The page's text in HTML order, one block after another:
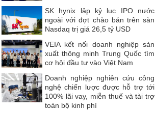
SK hynix lập kỷ lục IPO nước
ngoài với đợt chào bán trên sàn
Nasdaq trị giá 26,5 tỷ USD
VEIA kết nối doanh nghiệp sản
xuất thông minh Trung Quốc tìm
cơ hội đầu tư vào Việt Nam
Doanh nghiệp nghiên cứu công
nghệ chiến lược được hỗ trợ tới
100% lãi vay, miễn thuế và tài trợ
toàn bộ kinh phí